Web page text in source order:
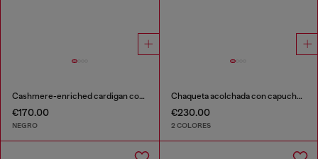
Cashmere-enriched cardigan con Logo Oval D
€170.00
NEGRO
Chaqueta acolchada con capucha y bolsillos oversize
€230.00
2 COLORES